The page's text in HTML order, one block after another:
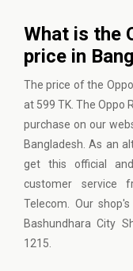
What is the
price in
The price of the
at 599 TK. The Oppo
purchase on our
Bangladesh. As an
get this official
customer service
Telecom. Our
Bashundhara City
1215.